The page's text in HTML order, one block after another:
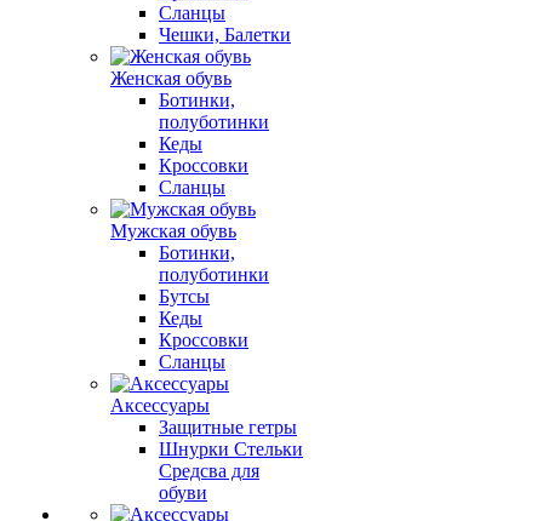
Сланцы
Чешки, Балетки
Женская обувь
Ботинки,
полуботинки
Кеды
Кроссовки
Сланцы
Мужская обувь
Ботинки,
полуботинки
Бутсы
Кеды
Кроссовки
Сланцы
Аксессуары
Защитные гетры
Шнурки Стельки
Средсва для
обуви